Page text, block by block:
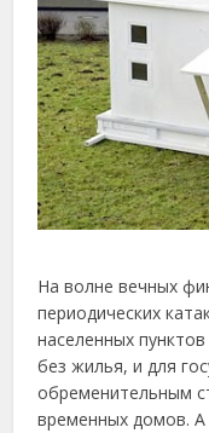
На волне вечных
периодических
населенных
без жилья, и для
обременительным
временных домов. А